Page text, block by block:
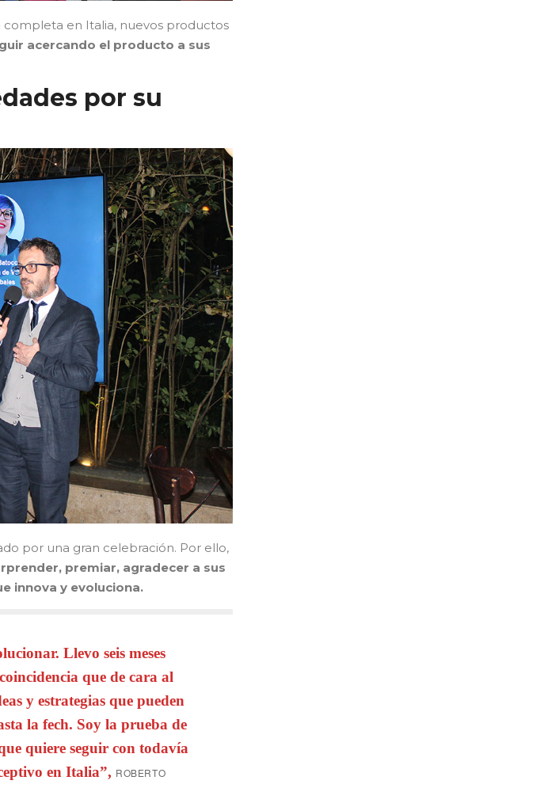
completa en Italia, nuevos productos
acercando el producto a sus
por su
por una gran celebración. Por ello,
premiar, agradecer a sus
innova y evoluciona.
Llevo seis meses
que de cara al
y estrategias que pueden
la fech. Soy la prueba de
quiere seguir con todavía
en Italia”, ROBERTO